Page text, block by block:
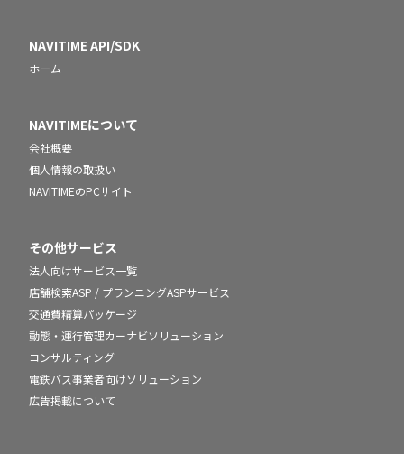
NAVITIME API/SDK
ホーム
NAVITIMEについて
会社概要
個人情報の取扱い
NAVITIMEのPCサイト
その他サービス
法人向けサービス一覧
店舗検索ASP / プランニングASPサービス
交通費精算パッケージ
動態・運行管理カーナビソリューション
コンサルティング
電鉄バス事業者向けソリューション
広告掲載について